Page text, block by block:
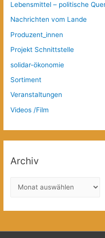
Lebensmittel – politische
Nachrichten vom Lande
Produzent_innen
Projekt Schnittstelle
solidar-ökonomie
Sortiment
Veranstaltungen
Videos /Film
Archiv
c